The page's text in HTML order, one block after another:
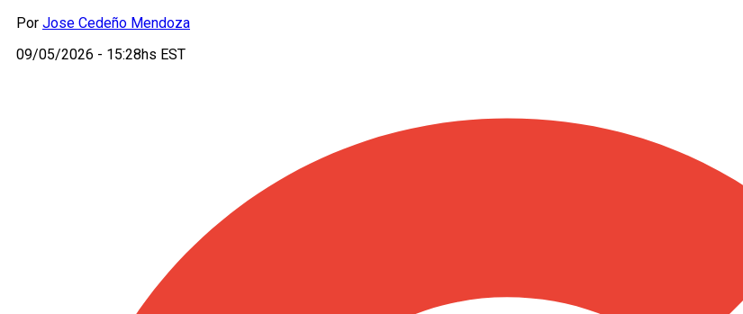
Por Jose Cedeño Mendoza
09/05/2026 - 15:28hs EST